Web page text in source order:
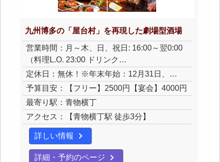
九州博多の「屋台村」を再現した劇場型酒場
営業時間：月～木、日、祝日: 16:00～翌0:00
（料理L.O. 23:00 ドリンク…
定休日：無休！※年末年始：12月31日、…
予算目安：【フリー】2500円【宴会】4000円
最寄り駅：青物横丁
アクセス：【青物横丁駅 徒歩3分】
詳しい情報
詳細・予約のページ